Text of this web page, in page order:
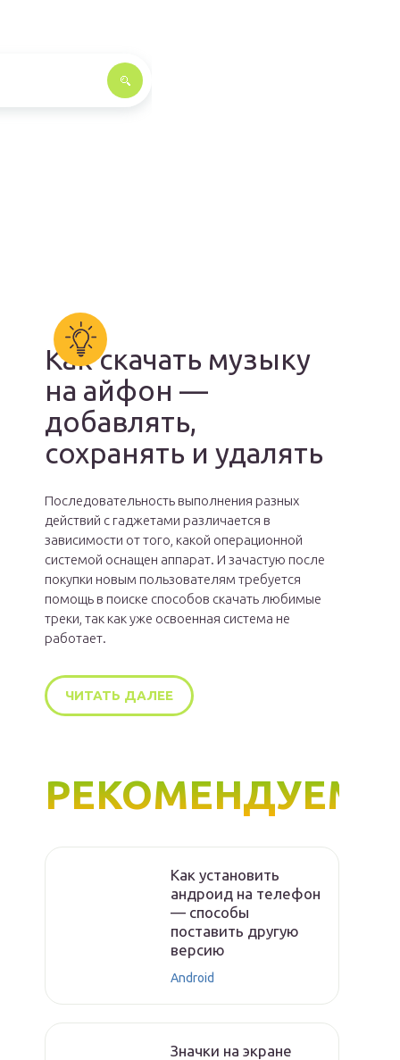
Как скачать музыку
на айфон —
добавлять,
сохранять и удалять
Последовательность выполнения разных
действий с гаджетами различается в
зависимости от того, какой операционной
системой оснащен аппарат. И зачастую после
покупки новым пользователям требуется
помощь в поиске способов скачать любимые
треки, так как уже освоенная система не
работает.
ЧИТАТЬ ДАЛЕЕ
РЕКОМЕНДУЕМ
Как установить
андроид на телефон
— способы
поставить другую
версию
Android
Значки на экране